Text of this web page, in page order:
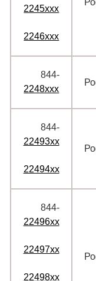
2245xxx
2246xxx
844‑
2248xxx
844‑
22493xx
22494xx
844‑
22496xx
22497xx
22498xx